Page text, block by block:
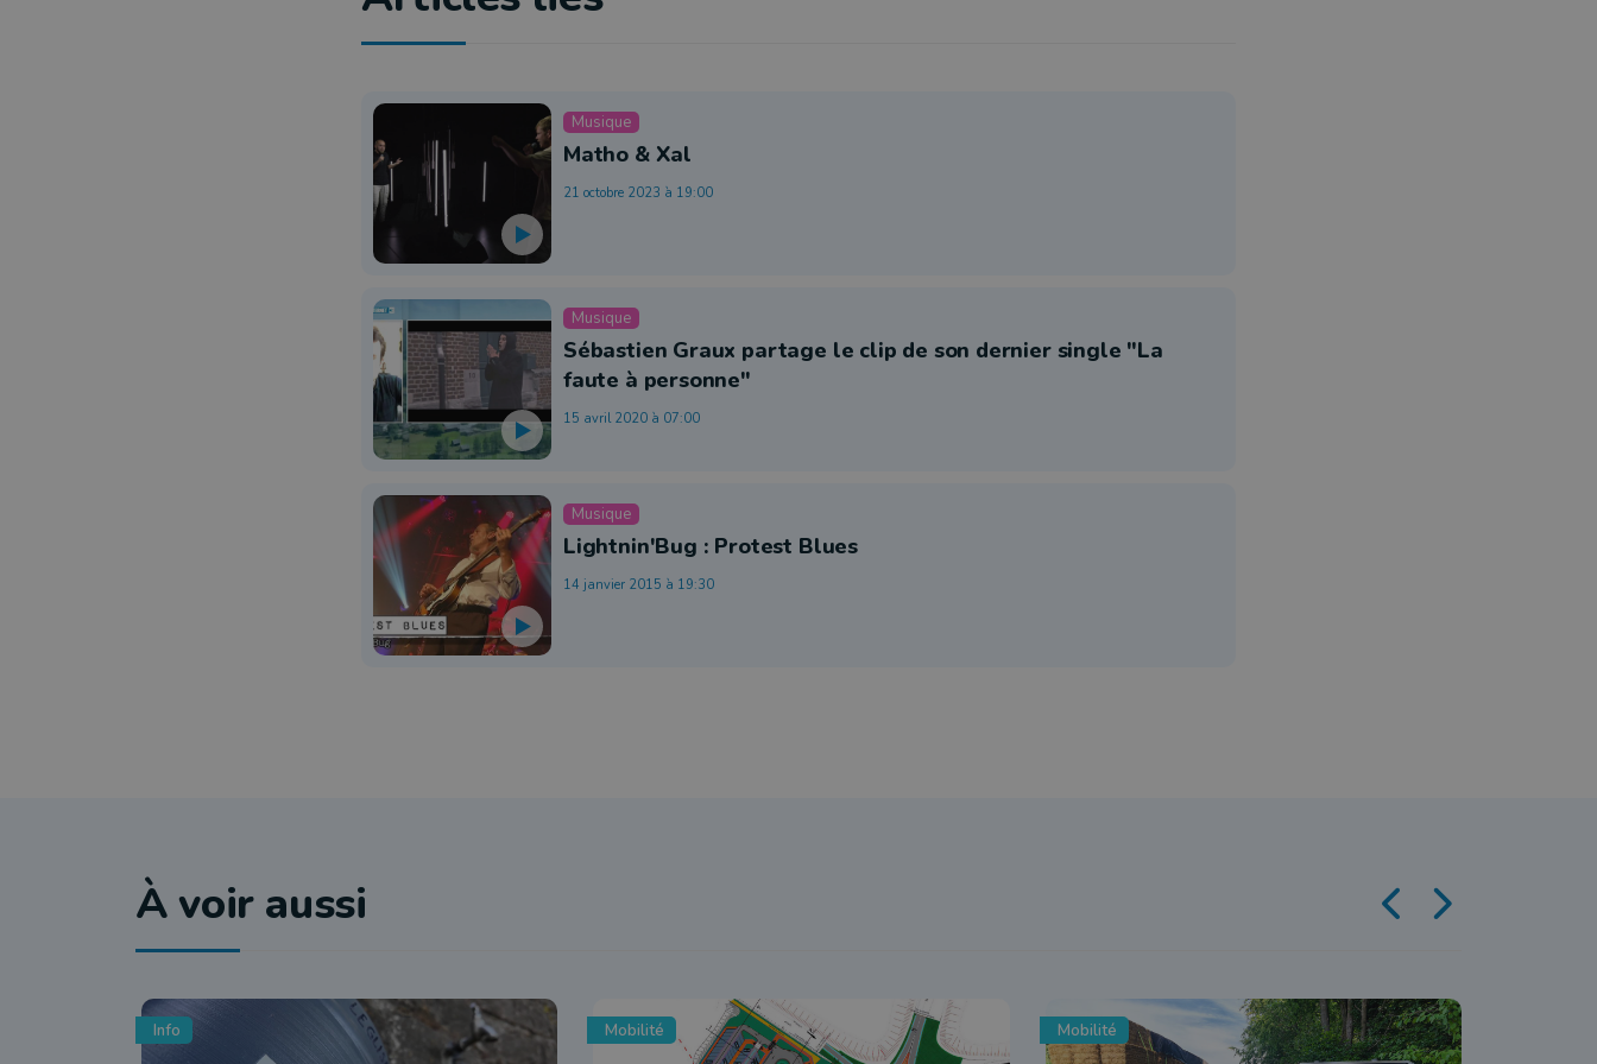
Musique
Matho & Xal
21 octobre 2023 à 19:00
Musique
Sébastien Graux partage le clip de son dernier single "La
faute à personne"
15 avril 2020 à 07:00
Musique
Lightnin'Bug : Protest Blues
14 janvier 2015 à 19:30
À voir aussi
Info Mobilité Mobilité